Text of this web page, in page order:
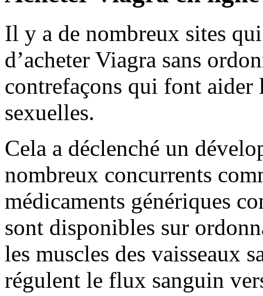
Il y a de nombreux sites
d’acheter Viagra sans
contrefaçons qui font aider
sexuelles.
Cela a déclenché un
nombreux concurrents
médicaments génériques
sont disponibles sur
les muscles des vaisseaux
régulent le flux sanguin